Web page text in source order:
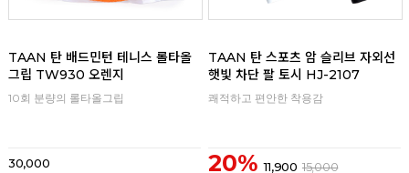
TAAN 탄 배드민턴 테니스 롤타올
그립 TW930 오렌지
10회 분량의 롤타올그립
30,000
TAAN 탄 스포츠 암 슬리브 자외선
햇빛 차단 팔 토시 HJ-2107
쾌적하고 편안한 착용감
20% 11,900 15,000